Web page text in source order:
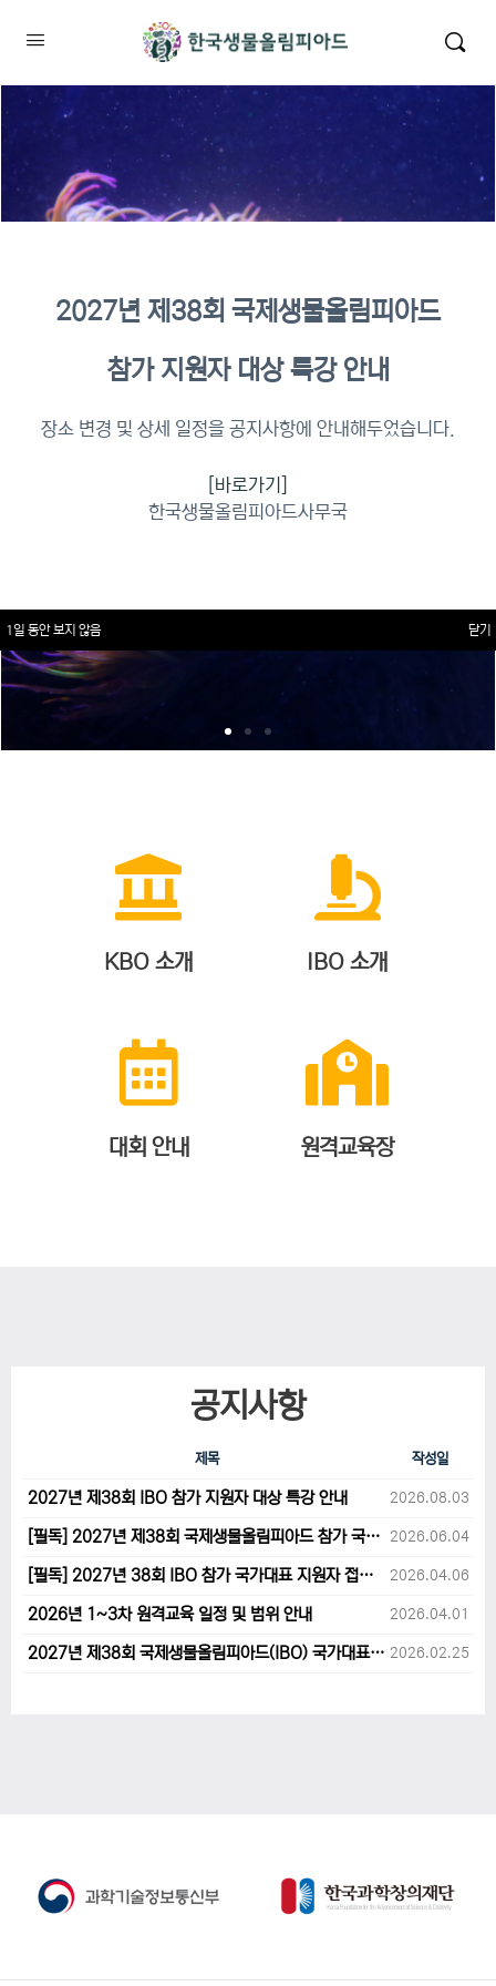
이수증명서 확인 바로가기
KBO 소개 IBO 소개
대회 안내 원격교육장
공지사항
제목 작성일
2027년 제38회 IBO 참가 지원자 대상 특강 안내 2026.08.03
[필독] 2027년 제38회 국제생물올림피아드 참가 국가대표 1차후보자 선발고사 범위 및 일정 안내 2026.06.04
[필독] 2027년 38회 IBO 참가 국가대표 지원자 접수 마감 및 원격교육 관련 공지사항 안내입니다. 2026.04.06
2026년 1~3차 원격교육 일정 및 범위 안내 2026.04.01
2027년 제38회 국제생물올림피아드(IBO) 국가대표 후보자 지원 안내 2026.02.25
2027년 제38회 국제생물올림피아드
참가 지원자 대상 특강 안내
장소 변경 및 상세 일정을 공지사항에 안내해두었습니다.
[바로가기]
한국생물올림피아드사무국
1일 동안 보지 않음 닫기